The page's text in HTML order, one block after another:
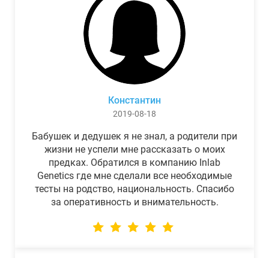
Константин
2019-08-18
Бабушек и дедушек я не знал, а родители при
жизни не успели мне рассказать о моих
предках. Обратился в компанию Inlab
Genetics где мне сделали все необходимые
тесты на родство, национальность. Спасибо
за оперативность и внимательность.